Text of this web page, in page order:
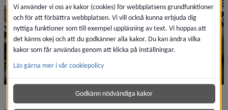
Vi använder vi oss av kakor (cookies) för webbplatsens grundfunktioner
och för att förbättra webbplatsen. Vi vill också kunna erbjuda dig
nyttiga funktioner som till exempel uppläsning av text. Vi hoppas att
det känns okej och att du godkänner alla kakor. Du kan ändra vilka
kakor som får användas genom att klicka på inställningar.
Läs gärna mer i vår cookiepolicy
Godkänn nödvändiga kakor